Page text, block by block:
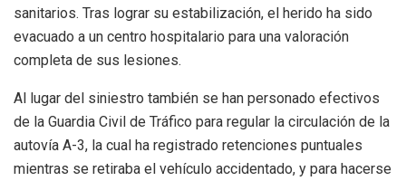
sanitarios. Tras lograr su estabilización, el herido ha sido
evacuado a un centro hospitalario para una valoración
completa de sus lesiones.
Al lugar del siniestro también se han personado efectivos
de la Guardia Civil de Tráfico para regular la circulación de la
autovía A-3, la cual ha registrado retenciones puntuales
mientras se retiraba el vehículo accidentado, y para hacerse